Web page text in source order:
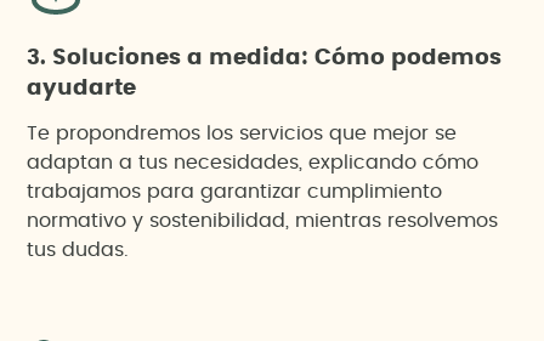
3. Soluciones a medida: Cómo podemos
ayudarte
Te propondremos los servicios que mejor se
adaptan a tus necesidades, explicando cómo
trabajamos para garantizar cumplimiento
normativo y sostenibilidad, mientras resolvemos
tus dudas.